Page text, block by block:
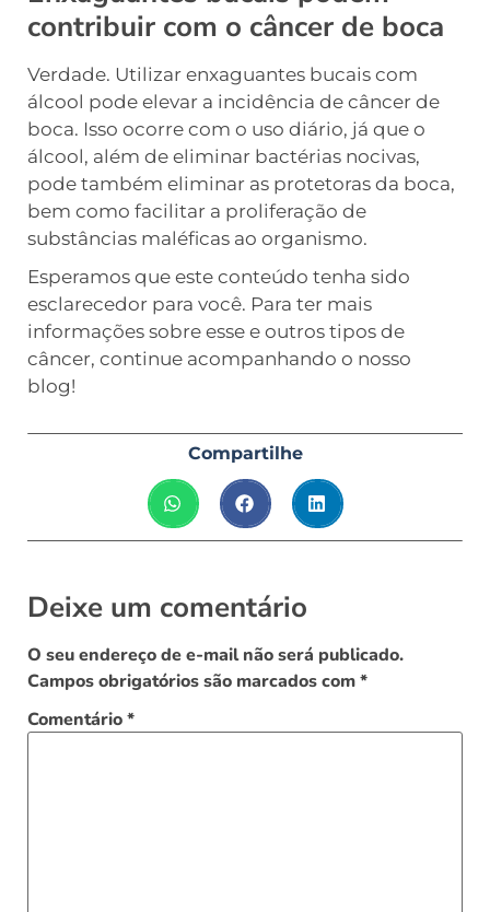
contribuir com o câncer de boca
Verdade. Utilizar enxaguantes bucais com
álcool pode elevar a incidência de câncer de
boca. Isso ocorre com o uso diário, já que o
álcool, além de eliminar bactérias nocivas,
pode também eliminar as protetoras da boca,
bem como facilitar a proliferação de
substâncias maléficas ao organismo.
Esperamos que este conteúdo tenha sido
esclarecedor para você. Para ter mais
informações sobre esse e outros tipos de
câncer, continue acompanhando o nosso
blog!
Compartilhe
Deixe um comentário
O seu endereço de e-mail não será publicado.
Campos obrigatórios são marcados com*
Comentário*